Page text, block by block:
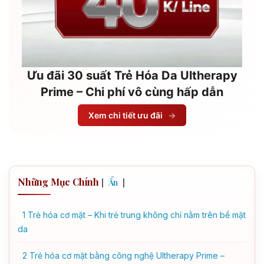
Ưu đãi 30 suất Trẻ Hóa Da Ultherapy
Prime – Chi phí vô cùng hấp dẫn
Xem chi tiết ưu đãi →
Những Mục Chính [ Ẩn ]
1 Trẻ hóa cơ mặt – Khi trẻ trung không chỉ nằm trên bề mặt
da
2 Trẻ hóa cơ mặt bằng công nghệ Ultherapy Prime –